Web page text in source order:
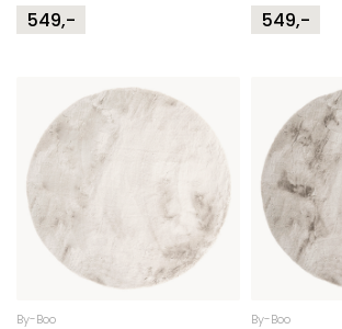
549,- 549,-
By-Boo By-Boo